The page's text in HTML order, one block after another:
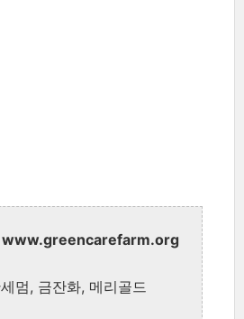
www.greencarefarm.org
멈, 금잔화, 메리골드